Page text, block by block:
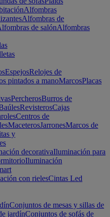
Alfombras
Alfombras de
de salónAlfombras
EspejosRelojes de
pintados a manoMarcosPlacas
PercherosBurros de
RevisterosCajas
Centros de
MaceterosJarronesMarcos de
y
decorativaIluminación para
Iluminación
con rielesCintas Led
Conjuntos de mesas y sillas de
jardínConjuntos de sofás de